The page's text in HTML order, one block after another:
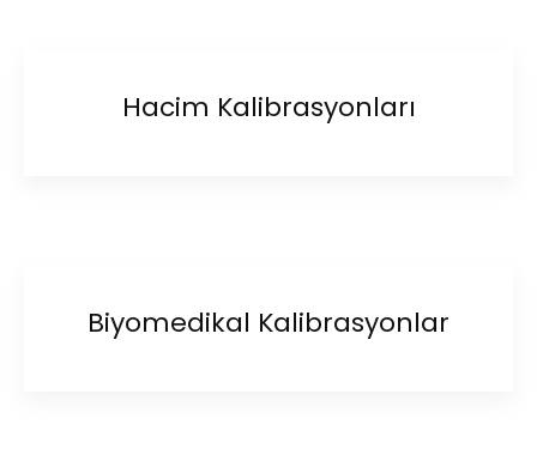
Hacim Kalibrasyonları
Biyomedikal Kalibrasyonlar